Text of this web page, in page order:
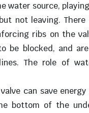
water source,
not leaving. There
ribs on the
be blocked, and
The role of
can save
bottom of the